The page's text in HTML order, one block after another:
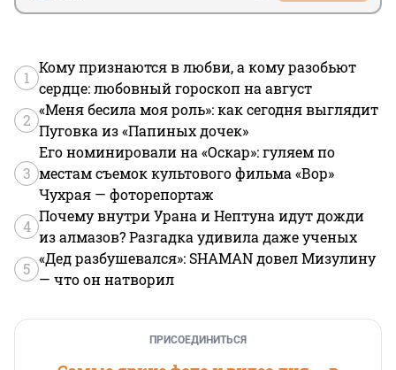
1
Кому признаются в любви, а кому разобьют
сердце: любовный гороскоп на август
2
«Меня бесила моя роль»: как сегодня выглядит
Пуговка из «Папиных дочек»
3
Его номинировали на «Оскар»: гуляем по
местам съемок культового фильма «Вор»
Чухрая — фоторепортаж
4
Почему внутри Урана и Нептуна идут дожди
из алмазов? Разгадка удивила даже ученых
5
«Дед разбушевался»: SHAMAN довел Мизулину
— что он натворил
ПРИСОЕДИНИТЬСЯ